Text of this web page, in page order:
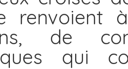
de
qui